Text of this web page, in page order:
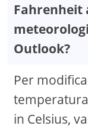
Fahrenheit
Outlook?
Per
in Celsius,